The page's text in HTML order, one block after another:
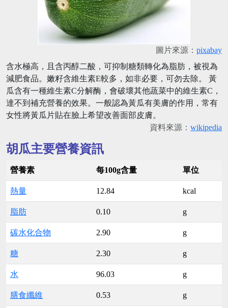
圖片來源： pixabay
含水極高，且含丙醇二酸，可抑制糖類轉化為脂肪，被視為
減肥食品。嫩籽含維生素E較多，如非必要，可勿去除。 黃
瓜含有一種維生素C分解酶，會破壞其他蔬菜中的維生素C，
達不到補充營養的效果。一般認為黃瓜有美膚的作用，常有
女性將黃瓜片貼在臉上希望改善面部皮膚。
資料來源： wikipedia
胡瓜主要營養資訊
營養素 每100g含量 單位
熱量 12.84 kcal
脂肪 0.10 g
碳水化合物 2.90 g
糖 2.30 g
水 96.03 g
膳食纖維 0.53 g